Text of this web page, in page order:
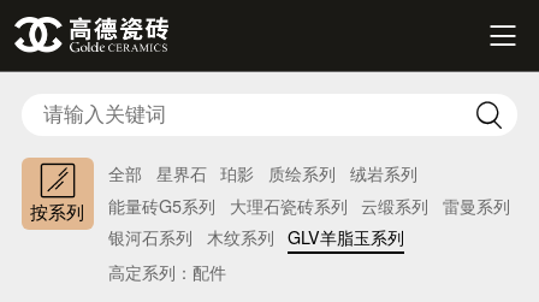


按系列
全部 星界石 珀影 质绘系列
绒岩系列
能量砖G5系列
大理石瓷砖系列 云缎系列
雷曼系列
银河石系列
木纹系列
GLV羊脂玉系列
高定系列：配件